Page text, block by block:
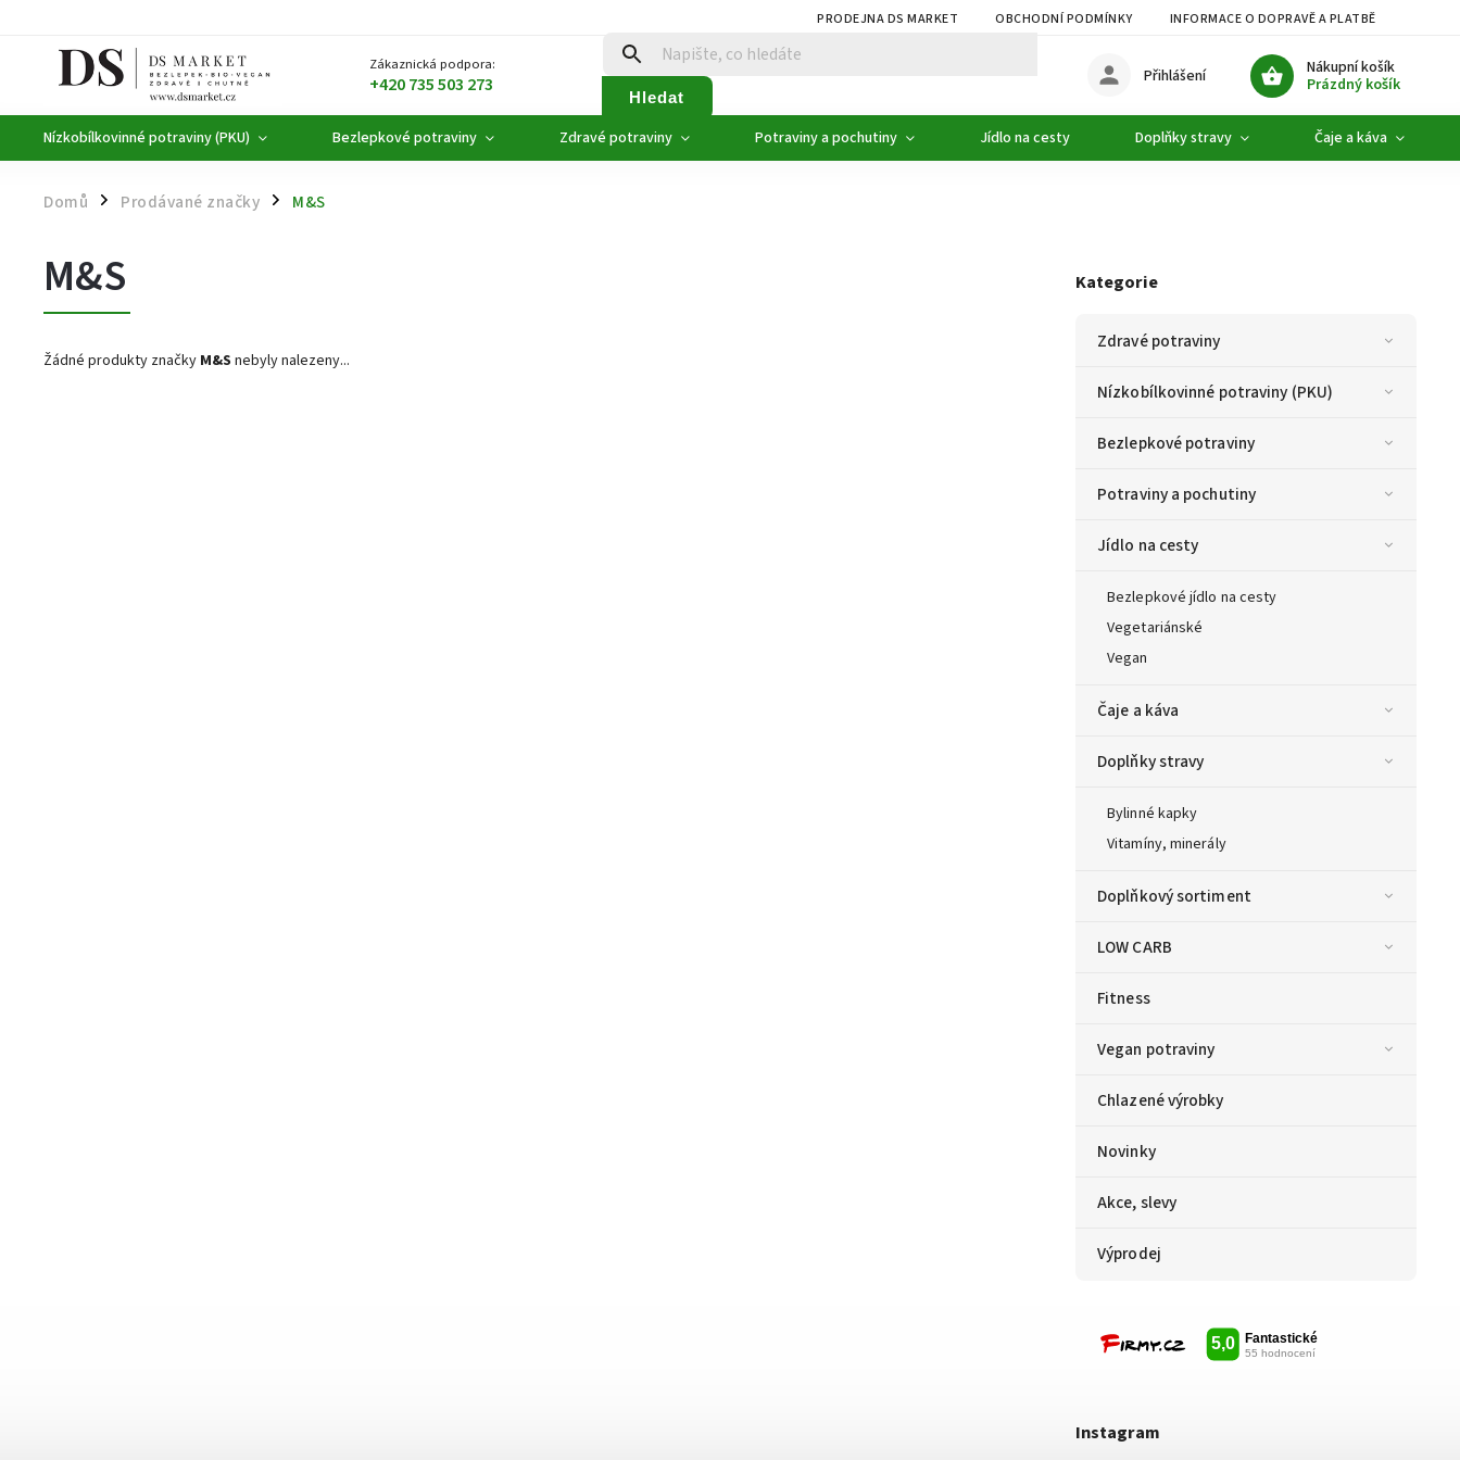
PRODEJNA DS MARKET OBCHODNÍ PODMÍNKY INFORMACE O DOPRAVĚ A PLATBĚ
Zákaznická podpora:
+420 735 503 273 Hledat
Nákupní košík
Prázdný košík
Přihlášení
Nízkobílkovinné potraviny (PKU) Bezlepkové potraviny Zdravé potraviny Potraviny a pochutiny Jídlo na cesty Doplňky stravy Čaje a káva
Domů / Prodávané značky / M&S
Kategorie
Zdravé potraviny
Nízkobílkovinné potraviny (PKU)
Bezlepkové potraviny
Potraviny a pochutiny
Jídlo na cesty
Bezlepkové jídlo na cesty
Vegetariánské
Vegan
Čaje a káva
Doplňky stravy
Bylinné kapky
Vitamíny, minerály
Doplňkový sortiment
LOW CARB
Fitness
Vegan potraviny
Chlazené výrobky
Novinky
Akce, slevy
Výprodej
Instagram
M&S
Žádné produkty značky M&S nebyly nalezeny...